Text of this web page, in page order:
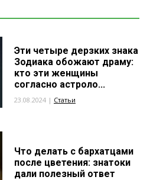
Эти четыре дерзких знака
Зодиака обожают драму:
кто эти женщины
согласно астроло...
23.08.2024 | Статьи
Что делать с бархатцами
после цветения: знатоки
дали полезный ответ